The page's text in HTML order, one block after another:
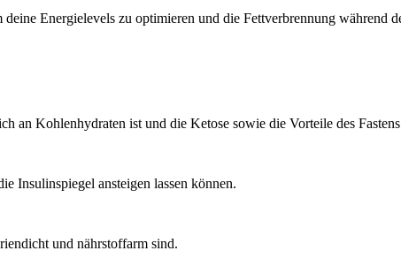
Energielevels zu optimieren und die Fettverbrennung während
an Kohlenhydraten ist und die Ketose sowie die Vorteile des
Insulinspiegel ansteigen lassen können.
und nährstoffarm sind.